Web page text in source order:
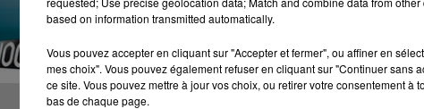
based on information transmitted automatically.
Vous pouvez accepter en cliquant sur "Accepter et fermer", ou affiner en
mes choix". Vous pouvez également refuser en cliquant sur "Continuer sans
ce site. Vous pouvez mettre à jour vos choix, ou retirer votre consentement à
bas de chaque page.